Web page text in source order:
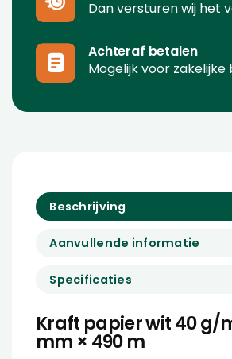
Dan versturen wij het
Achteraf betalen
Mogelijk voor
Beschrijving
Aanvullende informatie
Specificaties
Kraft papier wit 40 g/
mm × 490 m